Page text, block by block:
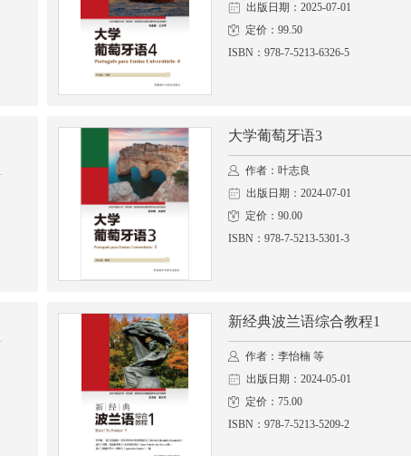
出版日期：2025-07-01
定价：99.50
ISBN：978-7-5213-6326-5
大学葡萄牙语3
作者：叶志良
出版日期：2024-07-01
定价：90.00
ISBN：978-7-5213-5301-3
新经典波兰语综合教程1
作者：李怡楠 等
出版日期：2024-05-01
定价：75.00
ISBN：978-7-5213-5209-2